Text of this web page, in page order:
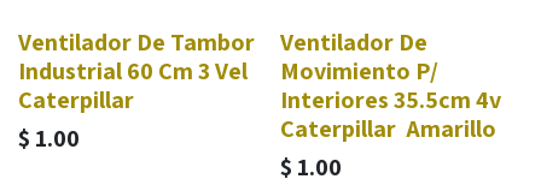
Ventilador De Tambor
Industrial 60 Cm 3 Vel
Caterpillar
$ 1.00
Ventilador De
Movimiento P/
Interiores 35.5cm 4v
Caterpillar Amarillo
$ 1.00